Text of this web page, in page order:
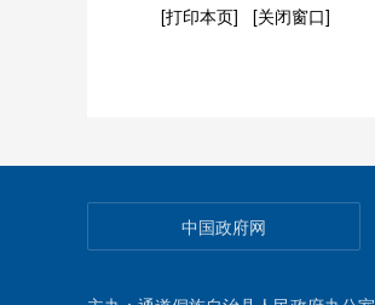
[打印本页] [关闭窗口]
中国政府网